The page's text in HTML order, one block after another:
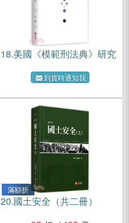
18.美國《模範刑法典》研究
到貨時通知我
滿額折
20.國土安全（共二冊）